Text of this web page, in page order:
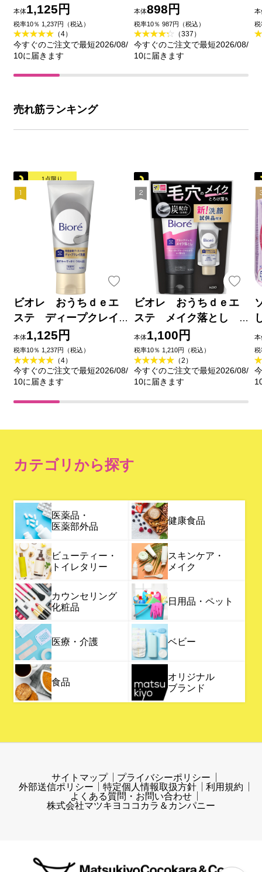
洗顔 １８０ｇ 花王
本体1,125円
税率10％ 1,237円（税込）
（4）
今すぐのご注文で最短2026/08/
10に届きます
ィーの香り ６０ｍＬ 花
王
本体898円
税率10％ 987円（税込）
（337）
今すぐのご注文で最短2026/08/
10に届きます
本
税
売れ筋ランキング
1点限り
ビオレ おうちｄｅエ
ステ ディープクレイ
洗顔 １８０ｇ 花王
本体1,125円
税率10％ 1,237円（税込）
（4）
今すぐのご注文で最短2026/08/
10に届きます
ビオレ おうちｄｅエ
ステ メイク落とし
ブラックジェル クレ
イ試供品セット ２００
ｇ＋２０ｇ 花王
本体1,100円
税率10％ 1,210円（税込）
（2）
今すぐのご注文で最短2026/08/
10に届きます
本
税
カテゴリから探す
医薬品・
医薬部外品
健康食品
ビューティー・
トイレタリー
スキンケア・
メイク
カウンセリング
化粧品
日用品・ペット
医療・介護 ベビー
食品
オリジナル
ブランド
サイトマップ
プライバシーポリシー
外部送信ポリシー
特定個人情報取扱方針
利用規約
よくある質問・お問い合わせ
株式会社マツキヨココカラ＆カンパニー